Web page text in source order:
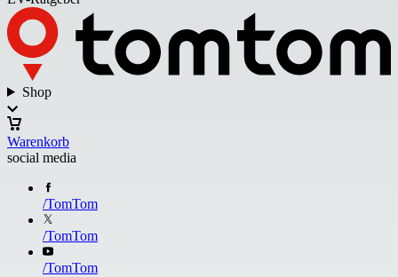
Shop
Warenkorb
social media
/TomTom
/TomTom
/TomTom